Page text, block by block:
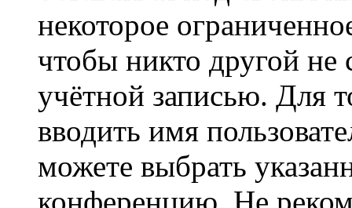
некоторое
чтобы никто другой не
учётной записью. Для
вводить имя
можете выбрать